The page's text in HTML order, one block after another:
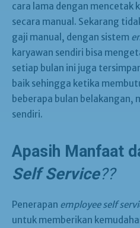
cara lama dengan mencetak
secara manual. Sekarang
gaji manual, dengan sistem
karyawan sendiri bisa
setiap bulan ini juga
baik sehingga ketika
beberapa bulan belakangan,
sendiri.
Apasih Manfaat
Self Service??
Penerapan employee self
untuk memberikan